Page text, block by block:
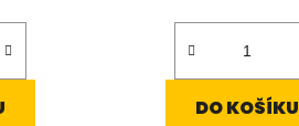
DO KOŠÍKU